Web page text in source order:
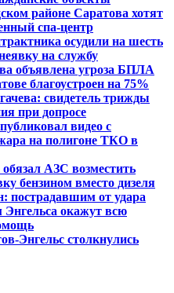
районе Саратова хотят
спа-центр
осудили на шесть
на службу
объявлена угроза БПЛА
благоустроен на 75%
свидетель трижды
при допросе
видео с
на полигоне ТКО в
АЗС возместить
бензином вместо дизеля
пострадавшим от удара
окажут всю
Энгельс столкнулись